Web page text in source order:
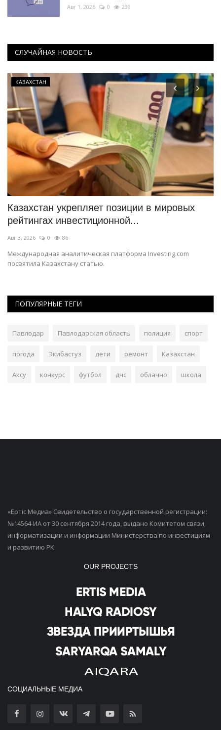
Авг 1, 2026 0 239
СЛУЧАЙНАЯ НОВОСТЬ
КАЗАХСТАН
Казахстан укрепляет позиции в мировых
рейтингах инвестиционной...
Авг 3, 2026 0 86
Международная аналитическая платформа Investing.com
посвятила Казахстану статью.
ПОПУЛЯРНЫЕ ТЕГИ
Павлодар Павлодарская область полиция спорт
погода Экибастуз дети ремонт Казахстан
Аксу конкурс футбол дчс облачно школа
«Ертiс Медиа» Свидетельство о государственной регистрации:
№14564-ИА от 30 сентября 2014 года, выдано Комитетом связи,
информатизации и информации Министерства по инвестициям
и развитию РК
OUR PROJECTS
СОЦИАЛЬНЫЕ МЕДИА